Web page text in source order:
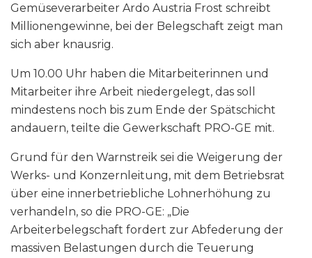
Gemüseverarbeiter Ardo Austria Frost schreibt
Millionengewinne, bei der Belegschaft zeigt man
sich aber knausrig.
Um 10.00 Uhr haben die Mitarbeiterinnen und
Mitarbeiter ihre Arbeit niedergelegt, das soll
mindestens noch bis zum Ende der Spätschicht
andauern, teilte die Gewerkschaft PRO-GE mit.
Grund für den Warnstreik sei die Weigerung der
Werks- und Konzernleitung, mit dem Betriebsrat
über eine innerbetriebliche Lohnerhöhung zu
verhandeln, so die PRO-GE: „Die
Arbeiterbelegschaft fordert zur Abfederung der
massiven Belastungen durch die Teuerung